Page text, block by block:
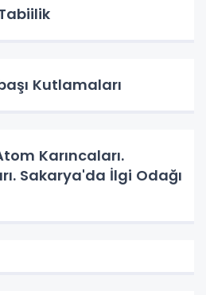
Kutlamaları
Karıncaları.
Sakarya'da İlgi Odağı